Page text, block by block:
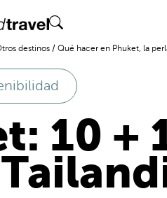
destinos / Qué hacer en Phuket, la
10 +